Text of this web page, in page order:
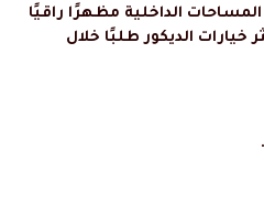
المساحات الداخلية مظهرًا راقيًا
الديكور طلبًا خلال